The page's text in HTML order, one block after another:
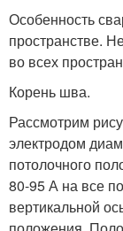
Особенность
пространстве.
во всех
Корень шва.
Рассмотрим
электродом
потолочного
80-95 А на все
вертикальной